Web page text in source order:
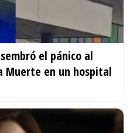
el pánico al
Muerte en un hospital